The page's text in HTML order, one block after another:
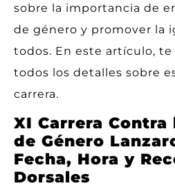
sobre la importancia de
de género y promover la
todos. En este artículo,
todos los detalles sobre
carrera.
XI Carrera Contra
de Género
Fecha, Hora y
Dorsales